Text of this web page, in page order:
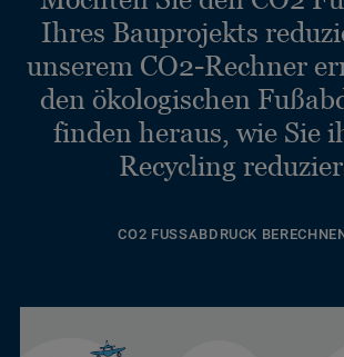
Ihres Bauprojekts
unserem CO2-Rechner
den ökologischen
finden heraus, wie Sie
Recycling
CO2 FUSSABDRUCK